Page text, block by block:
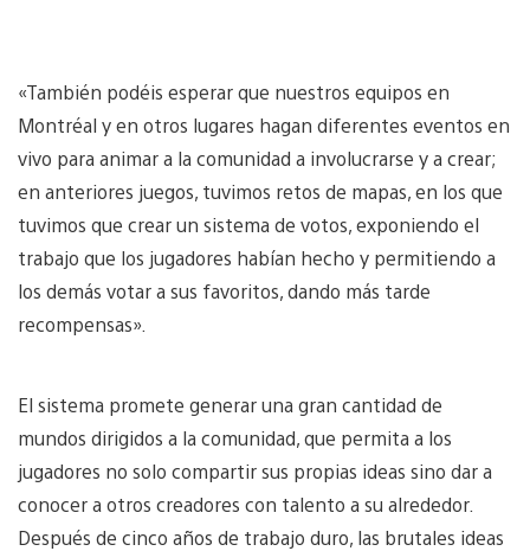
«También podéis esperar que nuestros equipos en
Montréal y en otros lugares hagan diferentes eventos en
vivo para animar a la comunidad a involucrarse y a crear;
en anteriores juegos, tuvimos retos de mapas, en los que
tuvimos que crear un sistema de votos, exponiendo el
trabajo que los jugadores habían hecho y permitiendo a
los demás votar a sus favoritos, dando más tarde
recompensas».
El sistema promete generar una gran cantidad de
mundos dirigidos a la comunidad, que permita a los
jugadores no solo compartir sus propias ideas sino dar a
conocer a otros creadores con talento a su alrededor.
Después de cinco años de trabajo duro, las brutales ideas